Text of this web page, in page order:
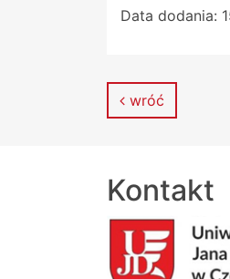
Data dodania:
wróć
Kontakt